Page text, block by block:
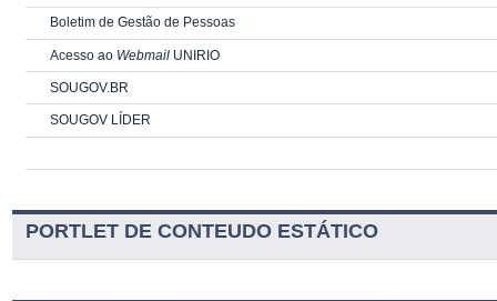
Boletim de Gestão de Pessoas
Acesso ao Webmail UNIRIO
SOUGOV.BR
SOUGOV LÍDER
PORTLET DE CONTEUDO ESTÁTICO